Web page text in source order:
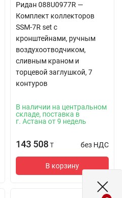
Ридан 088U0977R —
Комплект коллекторов
SSM-7R set с
кронштейнами, ручным
воздухоотводчиком,
сливным краном и
торцевой заглушкой, 7
контуров
В наличии на центральном
складе, поставка в
г. Астана от 9 недель
143 508 T без НДС
В корзину